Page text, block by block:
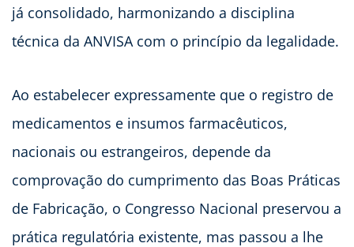
já consolidado, harmonizando a disciplina
técnica da ANVISA com o princípio da legalidade.
Ao estabelecer expressamente que o registro de
medicamentos e insumos farmacêuticos,
nacionais ou estrangeiros, depende da
comprovação do cumprimento das Boas Práticas
de Fabricação, o Congresso Nacional preservou a
prática regulatória existente, mas passou a lhe